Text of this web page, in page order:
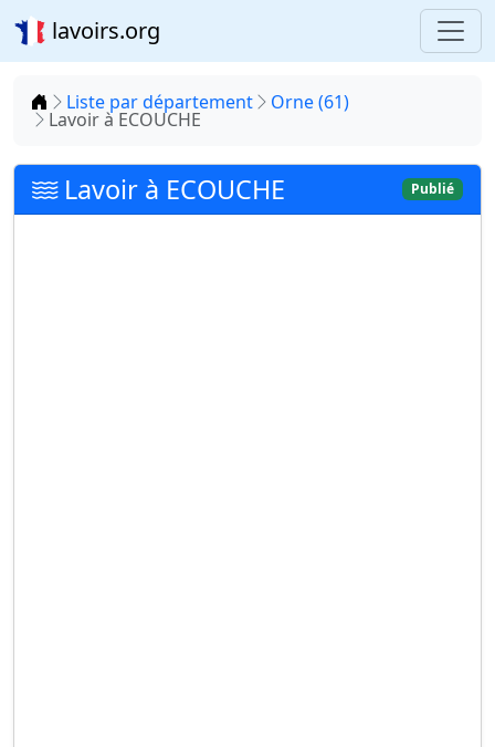
lavoirs.org
Accueil
Liste par département Orne (61)
Lavoir à ECOUCHE
Lavoir à ECOUCHE Publié